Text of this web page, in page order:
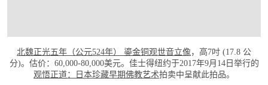
北魏正光五年（公元524年） 鎏金铜观世音立像 ，高7吋 (17.8 公
分)。估价：60,000-80,000美元。佳士得纽约于2017年9月14日举行的
观悟正道：日本珍藏早期佛教艺术拍卖中呈献此拍品。